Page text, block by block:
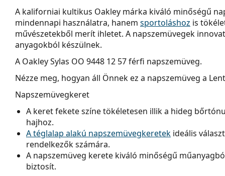
A kaliforniai kultikus Oakley márka kiváló minőségű
mindennapi használatra, hanem sportoláshoz is
művészetekből merít ihletet. A napszemüvegek
anyagokból készülnek.
A Oakley Sylas OO 9448 12 57férfi napszemüveg.
Nézze meg, hogyan áll Önnek ez a napszemüveg a
Napszemüvegkeret
A keret fekete színe tökéletesen illik a hideg
hajhoz.
A téglalap alakú napszemüvegkeretek ideális
rendelkezők számára.
A napszemüveg kerete kiváló minőségű
biztosít.